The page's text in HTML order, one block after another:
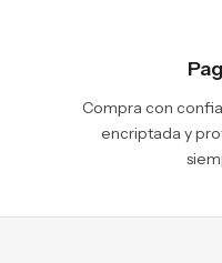
Compra con
encriptada y